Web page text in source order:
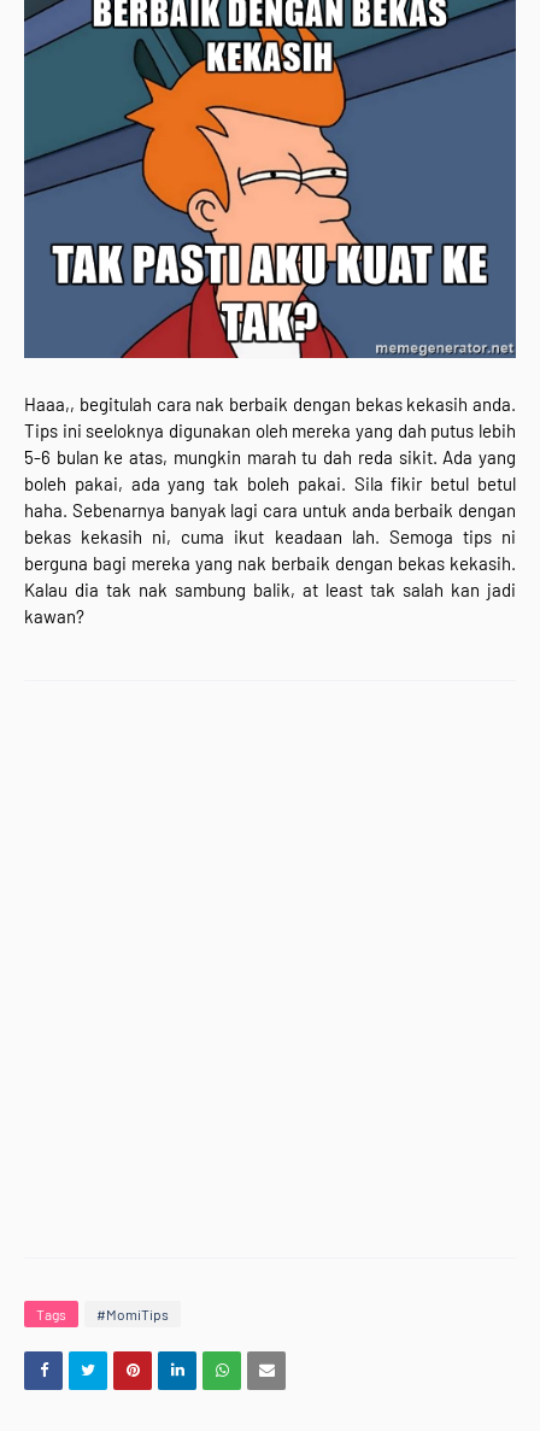
Haaa,, begitulah cara nak berbaik dengan bekas kekasih anda.
Tips ini seeloknya digunakan oleh mereka yang dah putus lebih
5-6 bulan ke atas, mungkin marah tu dah reda sikit. Ada yang
boleh pakai, ada yang tak boleh pakai. Sila fikir betul betul
haha. Sebenarnya banyak lagi cara untuk anda berbaik dengan
bekas kekasih ni, cuma ikut keadaan lah. Semoga tips ni
berguna bagi mereka yang nak berbaik dengan bekas kekasih.
Kalau dia tak nak sambung balik, at least tak salah kan jadi
kawan?
Tags #MomiTips